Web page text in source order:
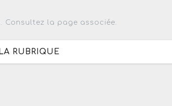
Consultez la page associée.
RUBRIQUE